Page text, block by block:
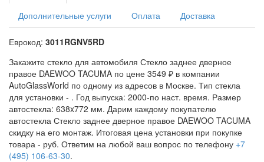
Дополнительные услуги Оплата Доставка
Еврокод: 3011RGNV5RD
Закажите стекло для автомобиля Стекло заднее дверное
правое DAEWOO TACUMA по цене 3549 ₽ в компании
AutoGlassWorld по одному из адресов в Москве. Тип стекла
для установки - . Год выпуска: 2000-по наст. время. Размер
автостекла: 638x772 мм. Дарим каждому покупателю
автостекла Стекло заднее дверное правое DAEWOO TACUMA
скидку на его монтаж. Итоговая цена установки при покупке
товара - руб. Ответим на любой ваш вопрос по телефону +7
(495) 106-63-30.